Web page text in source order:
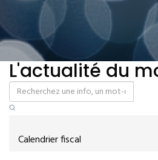
L'actualité du
Calendrier fiscal